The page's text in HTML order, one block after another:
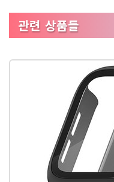
관련 상품들